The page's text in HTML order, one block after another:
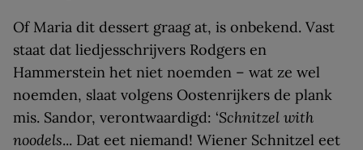
Of Maria dit dessert graag at, is onbekend. Vast
staat dat liedjesschrijvers Rodgers en
Hammerstein het niet noemden – wat ze wel
noemden, slaat volgens Oostenrijkers de plank
mis. Sandor, verontwaardigd: ‘Schnitzel with
noodels... Dat eet niemand! Wiener Schnitzel eet